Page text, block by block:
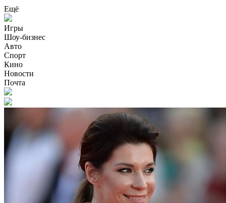
Ещё
Игры
Шоу-бизнес
Авто
Спорт
Кино
Новости
Почта